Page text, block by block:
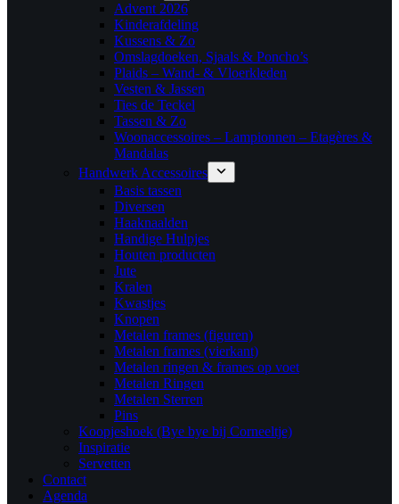
Advent 2026
Kinderafdeling
Kussens & Zo
Omslagdoeken, Sjaals & Poncho’s
Plaids – Wand- & Vloerkleden
Vesten & Jassen
Ties de Teckel
Tassen & Zo
Woonaccessoires – Lampionnen – Etagères &
Mandalas
Handwerk Accessoires
Basis tassen
Diversen
Haaknaalden
Handige Hulpjes
Houten producten
Jute
Kralen
Kwastjes
Knopen
Metalen frames (figuren)
Metalen frames (vierkant)
Metalen ringen & frames op voet
Metalen Ringen
Metalen Sterren
Pins
Koopjeshoek (Bye bye bij Corneeltje)
Inspiratie
Servetten
Contact
Agenda